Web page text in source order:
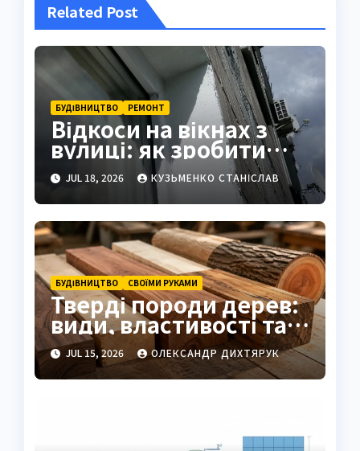
Related Post
БУДІВНИЦТВО РЕМОНТ
Відкоси на вікнах з
вулиці: як зробити
правильно та надійно
JUL 18, 2026 КУЗЬМЕНКО СТАНІСЛАВ
БУДІВНИЦТВО СВОЇМИ РУКАМИ
Тверді породи дерев:
види, властивості та
застосування в
сучасності
JUL 15, 2026 ОЛЕКСАНДР ДИХТЯРУК